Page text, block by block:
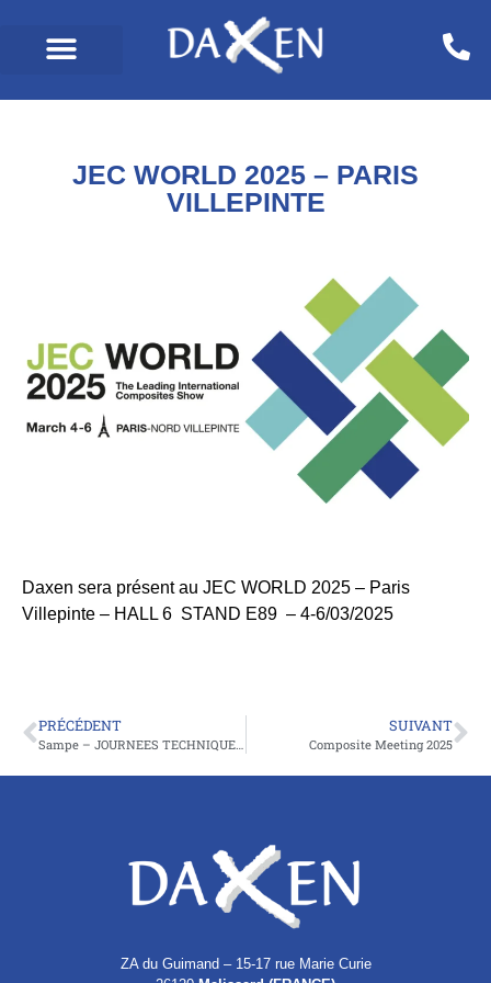
JEC WORLD 2025 – PARIS
VILLEPINTE
Daxen sera présent au JEC WORLD 2025 – Paris
Villepinte – HALL 6 STAND E89 – 4-6/03/2025
PRÉCÉDENT SUIVANT
Composite Meeting 2025
ZA du Guimand – 15-17 rue Marie Curie